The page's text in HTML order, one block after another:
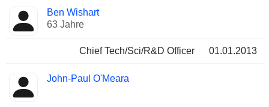
Ben Wishart
63 Jahre
Chief Tech/Sci/R&D Officer 01.01.2013
John-Paul O'Meara